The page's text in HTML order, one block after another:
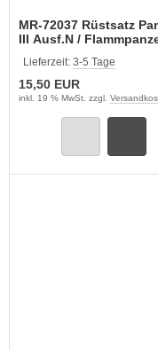
MR-72037 Rüstsatz
III Ausf.N /
Lieferzeit: 3-5 Tage
15,50 EUR
inkl. 19 % MwSt. zzgl.